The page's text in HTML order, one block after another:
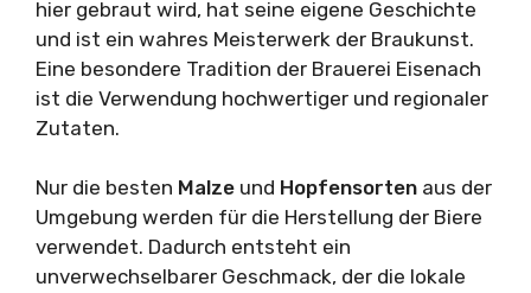
hier gebraut wird, hat seine eigene Geschichte
und ist ein wahres Meisterwerk der Braukunst.
Eine besondere Tradition der Brauerei Eisenach
ist die Verwendung hochwertiger und regionaler
Zutaten.
Nur die besten Malze und Hopfensorten aus der
Umgebung werden für die Herstellung der Biere
verwendet. Dadurch entsteht ein
unverwechselbarer Geschmack, der die lokale